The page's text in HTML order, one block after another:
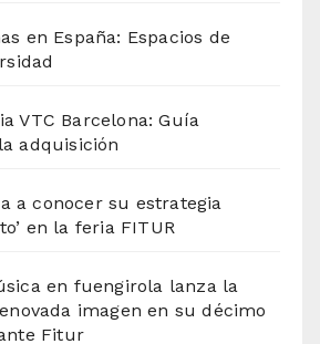
en España: Espacios de
VTC Barcelona: Guía
adquisición
a conocer su estrategia
en la feria FITUR
en fuengirola lanza la
imagen en su décimo
Fitur